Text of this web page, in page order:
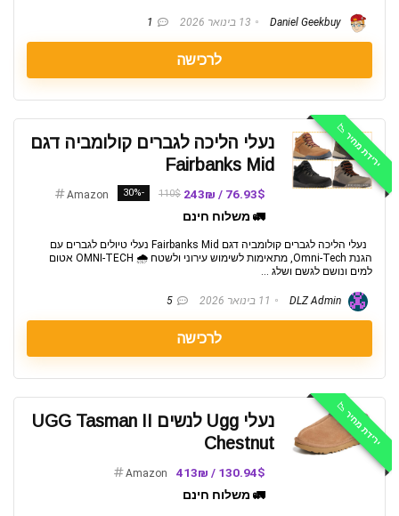
13 בינואר 2026 1
לרכישה
ירידת מחיר 📉
נעלי הליכה לגברים קולומביה דגם
Fairbanks Mid
76.93$ / 243₪
110$
-30%
Amazon
🚛 משלוח חינם
נעלי הליכה לגברים קולומביה דגם Fairbanks Mid נעלי טיולים לגברים עם
הגנת Omni-Tech, מתאימות לשימוש עירוני ולשטח 🌧️ OMNI-TECH אטום
למים ונושם לגשם ושלג ...
11 בינואר 2026 5
לרכישה
ירידת מחיר 📉
נעלי Ugg לנשים UGG Tasman II
Chestnut
130.94$ / 413₪
Amazon
🚛 משלוח חינם